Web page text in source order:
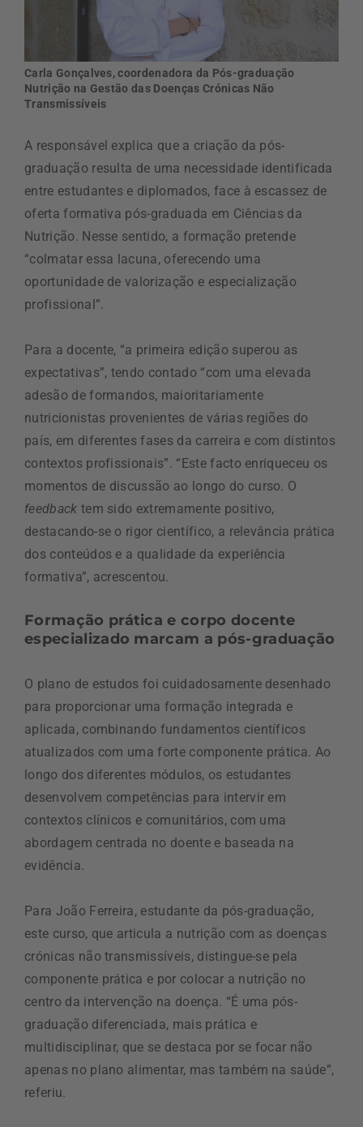
Carla Gonçalves, coordenadora da Pós-graduação
Nutrição na Gestão das Doenças Crónicas Não
Transmissíveis
A responsável explica que a criação da pós-
graduação resulta de uma necessidade identificada
entre estudantes e diplomados, face à escassez de
oferta formativa pós-graduada em Ciências da
Nutrição. Nesse sentido, a formação pretende
“colmatar essa lacuna, oferecendo uma
oportunidade de valorização e especialização
profissional”.
Para a docente, “a primeira edição superou as
expectativas”, tendo contado “com uma elevada
adesão de formandos, maioritariamente
nutricionistas provenientes de várias regiões do
país, em diferentes fases da carreira e com distintos
contextos profissionais”. “Este facto enriqueceu os
momentos de discussão ao longo do curso. O
feedback tem sido extremamente positivo,
destacando-se o rigor científico, a relevância prática
dos conteúdos e a qualidade da experiência
formativa”, acrescentou.
Formação prática e corpo docente
especializado marcam a pós-graduação
O plano de estudos foi cuidadosamente desenhado
para proporcionar uma formação integrada e
aplicada, combinando fundamentos científicos
atualizados com uma forte componente prática. Ao
longo dos diferentes módulos, os estudantes
desenvolvem competências para intervir em
contextos clínicos e comunitários, com uma
abordagem centrada no doente e baseada na
evidência.
Para João Ferreira, estudante da pós-graduação,
este curso, que articula a nutrição com as doenças
crónicas não transmissíveis, distingue-se pela
componente prática e por colocar a nutrição no
centro da intervenção na doença. “É uma pós-
graduação diferenciada, mais prática e
multidisciplinar, que se destaca por se focar não
apenas no plano alimentar, mas também na saúde”,
referiu.